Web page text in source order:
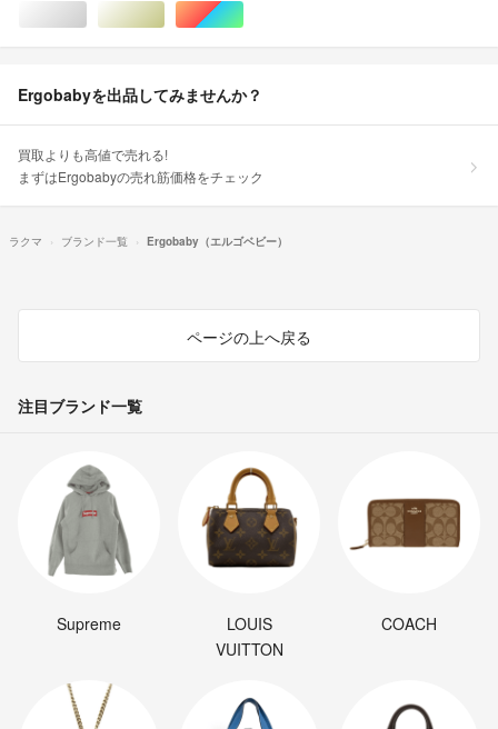
シルバー/銀色系ゴールド/金色系マルチカラー
Ergobabyを出品してみませんか？
買取よりも高値で売れる!
まずはErgobabyの売れ筋価格をチェック
ラクマ ブランド一覧 Ergobaby（エルゴベビー）
ページの上へ戻る
注目ブランド一覧
Supreme
LOUIS
VUITTON
COACH